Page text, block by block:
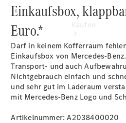
Übersicht
Einkaufsbox,
Euro.*
Darf in keinem Kofferraum
Einkaufsbox von Mercedes-
Transport- und auch
Nichtgebrauch einfach und
und sehr gut im Laderaum
mit Mercedes-Benz Logo und
Artikelnummer: A2038400020